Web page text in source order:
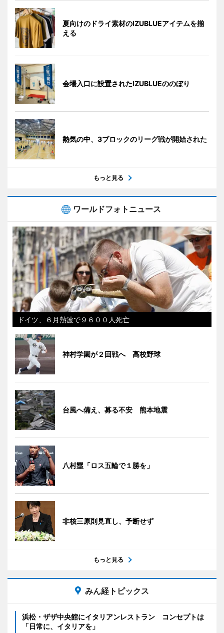
夏向けのドライ素材のIZUBLUEアイテムを揃
える
会場入口に設置されたIZUBLUEののぼり
熱気の中、3ブロックのリーグ戦が開始された
もっと見る
ワールドフォトニュース
ドイツ、６月熱波で９６００人死亡
神村学園が２回戦へ 高校野球
台風へ備え、募る不安 熊本地震
八村塁「ロス五輪で１勝を」
非核三原則見直し、予断せず
もっと見る
みん経トピックス
浜松・ザザ中央館にイタリアンレストラン コンセプトは
「日常に、イタリアを」